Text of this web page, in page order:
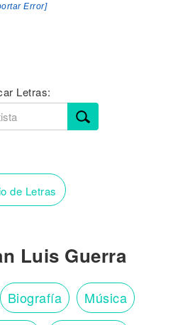
Error]
Letras:
de Letras
Luis Guerra
Biografía Música